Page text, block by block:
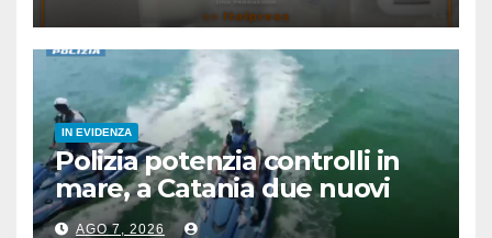
IN EVIDENZA
Polizia potenzia controlli in
mare, a Catania due nuovi
acquascooter
AGO 7, 2026